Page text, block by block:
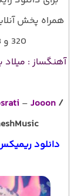
همراه پخش
320 و 128 با
آهنگساز : میلاد
– Jooon /
دانلود